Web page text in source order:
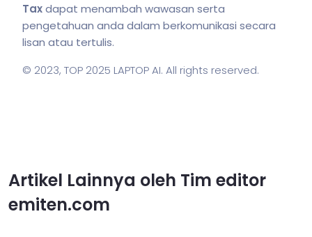
Taxdapat menambah wawasan serta
pengetahuan anda dalam berkomunikasi secara
lisan atau tertulis.
© 2023, TOP 2025 LAPTOP AI. All rights reserved.
Artikel Lainnya oleh Tim editor
emiten.com